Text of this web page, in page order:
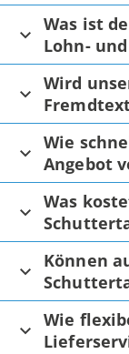
Was ist
Lohn-
Wird
Wie
Angebot
Was
Können
Wie